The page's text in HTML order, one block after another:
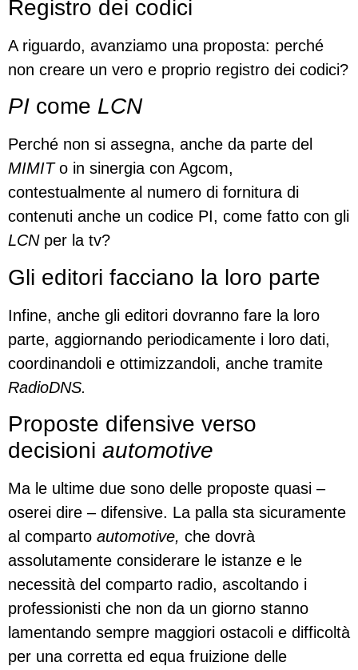
Registro dei codici
A riguardo, avanziamo una proposta: perché
non creare un vero e proprio registro dei codici?
PI come LCN
Perché non si assegna, anche da parte del
MIMITo in sinergia con Agcom,
contestualmente al numero di fornitura di
contenuti anche un codice PI, come fatto con gli
LCNper la tv?
Gli editori facciano la loro parte
Infine, anche gli editori dovranno fare la loro
parte, aggiornando periodicamente i loro dati,
coordinandoli e ottimizzandoli, anche tramite
RadioDNS.
Proposte difensive verso
decisioni automotive
Ma le ultime due sono delle proposte quasi –
oserei dire – difensive. La palla sta sicuramente
al comparto automotive, che dovrà
assolutamente considerare le istanze e le
necessità del comparto radio, ascoltando i
professionisti che non da un giorno stanno
lamentando sempre maggiori ostacoli e difficoltà
per una corretta ed equa fruizione delle